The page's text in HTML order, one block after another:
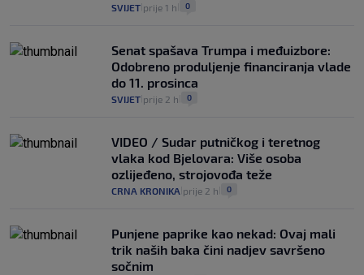
SVIJET prije 1 h 0
Senat spašava Trumpa i međuizbore:
Odobreno produljenje financiranja vlade
do 11. prosinca
SVIJET prije 2 h 0
VIDEO / Sudar putničkog i teretnog
vlaka kod Bjelovara: Više osoba
ozlijeđeno, strojovođa teže
CRNA KRONIKA prije 2 h 0
Punjene paprike kao nekad: Ovaj mali
trik naših baka čini nadjev savršeno
sočnim